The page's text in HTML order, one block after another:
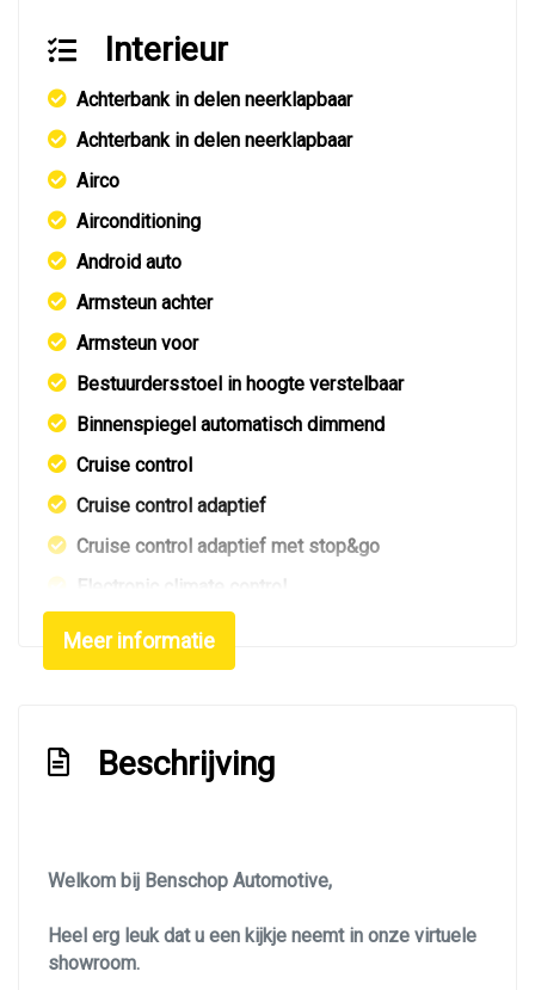
Interieur
Achterbank in delen neerklapbaar
Achterbank in delen neerklapbaar
Airco
Airconditioning
Android auto
Armsteun achter
Armsteun voor
Bestuurdersstoel in hoogte verstelbaar
Binnenspiegel automatisch dimmend
Cruise control
Cruise control adaptief
Cruise control adaptief met stop&go
Electronic climate control
Elektrisch verstelb. bestuurdersstoel met
geheugen
Groot multimedia scherm
Microvezel bekleding
Meer informatie
Beschrijving
Welkom bij Benschop Automotive,
Heel erg leuk dat u een kijkje neemt in onze virtuele
showroom.